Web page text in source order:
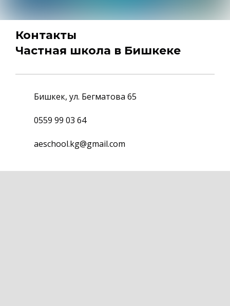
Контакты
Частная школа в Бишкеке
Бишкек, ул. Бегматова 65
0559 99 03 64
aeschool.kg@gmail.com